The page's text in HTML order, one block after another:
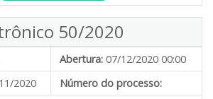
50/2020
Abertura: 07/12/2020 00:00
2020
Número do processo: